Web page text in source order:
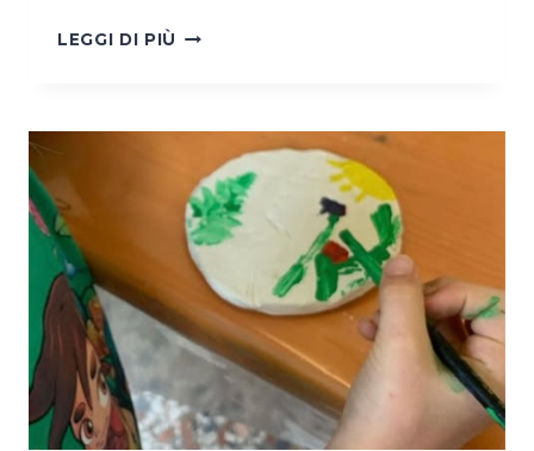
LEGGI DI PIÙ MERCATINO
2026